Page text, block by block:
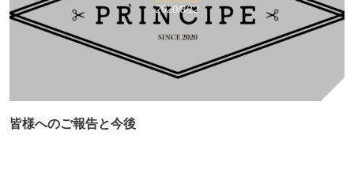
2020/8/12
皆様へのご報告と今後